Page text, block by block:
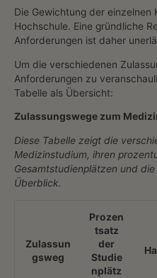
Die Gewichtung der einzelnen
Hochschule. Eine gründliche
Anforderungen ist daher
Um die verschiedenen
Anforderungen zu
Tabelle als Übersicht:
Zulassungswege zum
Diese Tabelle zeigt die
Medizinstudium, ihren
Gesamtstudienplätzen und
Überblick.
Zulassun
gsweg
Prozen
tsatz
der
Studie
nplätz